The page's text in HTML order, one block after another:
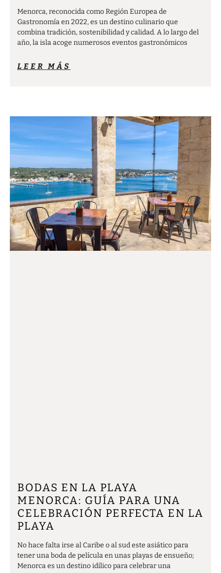
Menorca, reconocida como Región Europea de
Gastronomía en 2022, es un destino culinario que
combina tradición, sostenibilidad y calidad. A lo largo del
año, la isla acoge numerosos eventos gastronómicos
LEER MÁS
BODAS EN LA PLAYA
MENORCA: GUÍA PARA UNA
CELEBRACIÓN PERFECTA EN LA
PLAYA
No hace falta irse al Caribe o al sud este asiático para
tener una boda de película en unas playas de ensueño;
Menorca es un destino idílico para celebrar una